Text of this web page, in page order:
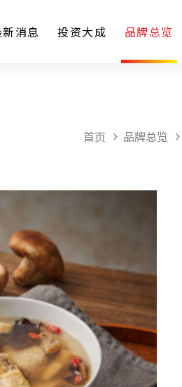
消息 投资大成 品牌总览
首页 品牌总览